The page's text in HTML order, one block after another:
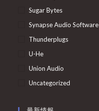
Sugar Bytes
Synapse Audio Software
Thunderplugs
U-He
Union Audio
Uncategorized